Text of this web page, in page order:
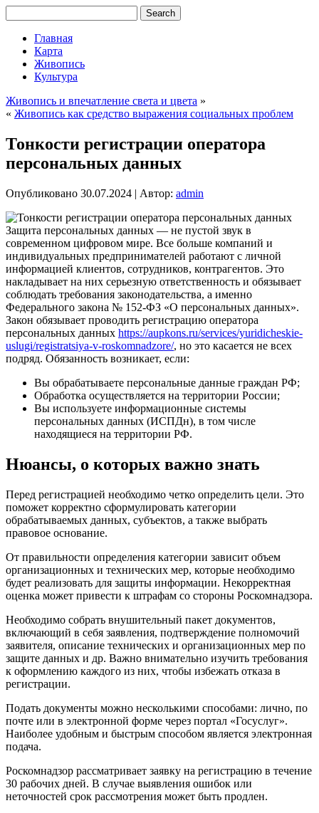
Главная
Карта
Живопись
Культура
Живопись и впечатление света и цвета »
« Живопись как средство выражения социальных проблем
Тонкости регистрации оператора
персональных данных
Опубликовано 30.07.2024 | Автор: admin
Защита персональных данных — не пустой звук в
современном цифровом мире. Все больше компаний и
индивидуальных предпринимателей работают с личной
информацией клиентов, сотрудников, контрагентов. Это
накладывает на них серьезную ответственность и обязывает
соблюдать требования законодательства, а именно
Федерального закона № 152-ФЗ «О персональных данных».
Закон обязывает проводить регистрацию оператора
персональных данных https://aupkons.ru/services/yuridicheskie-
uslugi/registratsiya-v-roskomnadzore/, но это касается не всех
подряд. Обязанность возникает, если:
Вы обрабатываете персональные данные граждан РФ;
Обработка осуществляется на территории России;
Вы используете информационные системы
персональных данных (ИСПДн), в том числе
находящиеся на территории РФ.
Нюансы, о которых важно знать
Перед регистрацией необходимо четко определить цели. Это
поможет корректно сформулировать категории
обрабатываемых данных, субъектов, а также выбрать
правовое основание.
От правильности определения категории зависит объем
организационных и технических мер, которые необходимо
будет реализовать для защиты информации. Некорректная
оценка может привести к штрафам со стороны Роскомнадзора.
Необходимо собрать внушительный пакет документов,
включающий в себя заявления, подтверждение полномочий
заявителя, описание технических и организационных мер по
защите данных и др. Важно внимательно изучить требования
к оформлению каждого из них, чтобы избежать отказа в
регистрации.
Подать документы можно несколькими способами: лично, по
почте или в электронной форме через портал «Госуслуг».
Наиболее удобным и быстрым способом является электронная
подача.
Роскомнадзор рассматривает заявку на регистрацию в течение
30 рабочих дней. В случае выявления ошибок или
неточностей срок рассмотрения может быть продлен.